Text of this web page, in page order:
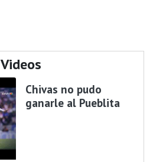
Videos
Chivas no pudo
ganarle al Pueblita